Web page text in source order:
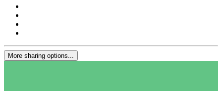
More sharing options...